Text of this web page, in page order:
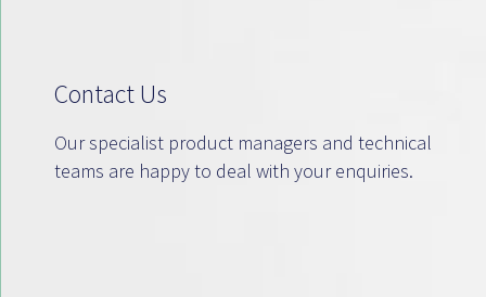
Contact Us
Our specialist product managers and technical
teams are happy to deal with your enquiries.